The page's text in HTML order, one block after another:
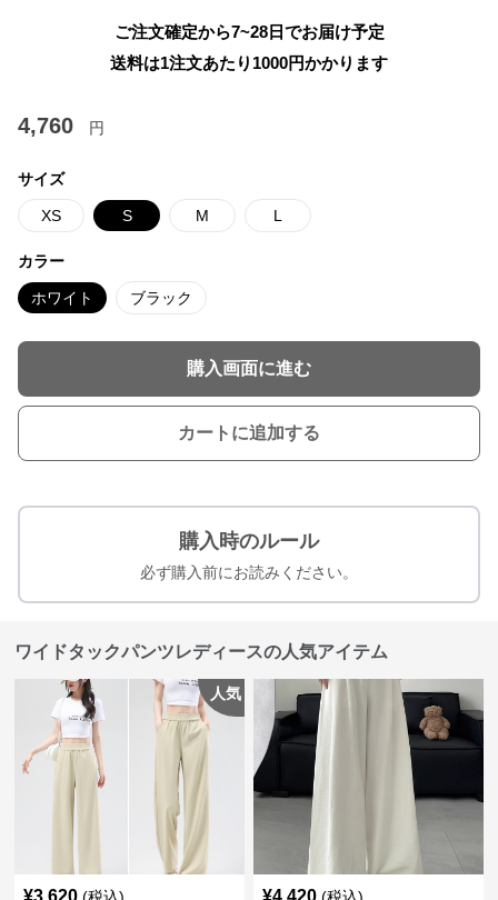
ご注文確定から7~28日でお届け予定
送料は1注文あたり 1000円かかります
4,760 円
サイズ
XS S M L
カラー
ホワイト ブラック
購入画面に進む
カートに追加する
購入時のルール
必ず購入前にお読みください。
ワイドタックパンツレディースの人気アイテム
人気
¥3,620 ¥4,420